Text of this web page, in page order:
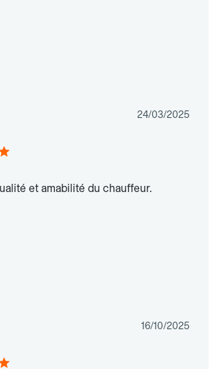
24/03/2025
et amabilité du chauffeur.
16/10/2025